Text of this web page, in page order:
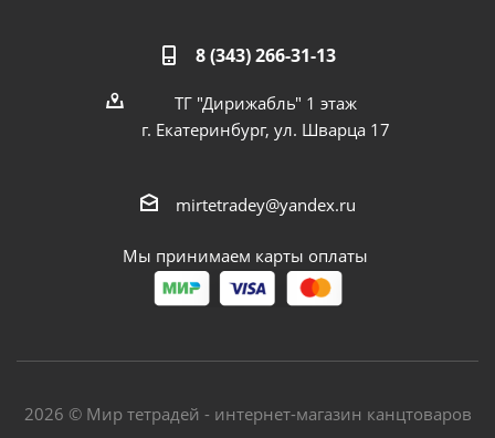
8 (343) 266-31-13
ТГ "Дирижабль" 1 этаж
г. Екатеринбург, ул. Шварца 17
mirtetradey@yandex.ru
Мы принимаем карты оплаты
2026 © Мир тетрадей - интернет-магазин канцтоваров